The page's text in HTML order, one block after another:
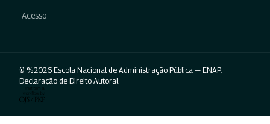
Acesso
© %2026 Escola Nacional de Administração Pública — ENAP.
Declaração de Direito Autoral